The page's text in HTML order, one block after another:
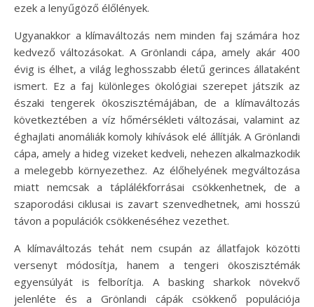
ezek a lenyűgöző élőlények.
Ugyanakkor a klímaváltozás nem minden faj számára hoz
kedvező változásokat. A Grönlandi cápa, amely akár 400
évig is élhet, a világ leghosszabb életű gerinces állataként
ismert. Ez a faj különleges ökológiai szerepet játszik az
északi tengerek ökoszisztémájában, de a klímaváltozás
következtében a víz hőmérsékleti változásai, valamint az
éghajlati anomáliák komoly kihívások elé állítják. A Grönlandi
cápa, amely a hideg vizeket kedveli, nehezen alkalmazkodik
a melegebb környezethez. Az élőhelyének megváltozása
miatt nemcsak a táplálékforrásai csökkenhetnek, de a
szaporodási ciklusai is zavart szenvedhetnek, ami hosszú
távon a populációk csökkenéséhez vezethet.
A klímaváltozás tehát nem csupán az állatfajok közötti
versenyt módosítja, hanem a tengeri ökoszisztémák
egyensúlyát is felborítja. A basking sharkok növekvő
jelenléte és a Grönlandi cápák csökkenő populációja